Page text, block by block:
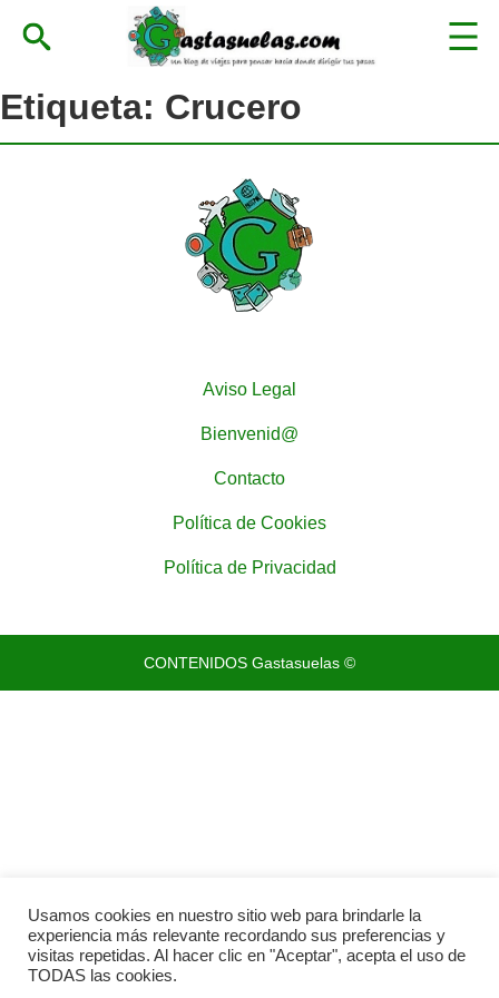
Etiqueta: Crucero
Aviso Legal
Bienvenid@
Contacto
Política de Cookies
Política de Privacidad
CONTENIDOS Gastasuelas ©
Usamos cookies en nuestro sitio web para brindarle la
experiencia más relevante recordando sus preferencias y
visitas repetidas. Al hacer clic en "Aceptar", acepta el uso de
TODAS las cookies.